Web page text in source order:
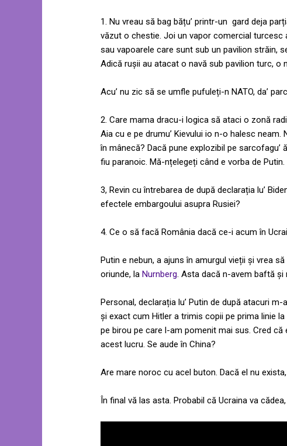
1. Nu vreau să bag bățu’ printr-un gard deja
văzut o chestie. Joi un vapor comercial
sau vapoarele care sunt sub un pavilion străin,
Adică rușii au atacat o navă sub pavilion turc, o
Acu’ nu zic să se umfle pufuleți-n NATO, da’
2. Care mama dracu-i logica să ataci o zonă
Aia cu e pe drumu’ Kievului io n-o halesc
în mânecă? Dacă pune explozibil pe
fiu paranoic. Mă-nțelegeți când e vorba de Putin.
3, Revin cu întrebarea de după declarația lu’
efectele embargoului asupra Rusiei?
4. Ce o să facă România dacă ce-i acum în
Putin e nebun, a ajuns în amurgul vieții și vrea
oriunde, la Nurnberg. Asta dacă n-avem baftă și
Personal, declarația lu’ Putin de după atacuri
și exact cum Hitler a trimis copii pe prima linie
pe birou pe care l-am pomenit mai sus. Cred
acest lucru. Se aude în China?
Are mare noroc cu acel buton. Dacă el nu
În final vă las asta. Probabil că Ucraina va